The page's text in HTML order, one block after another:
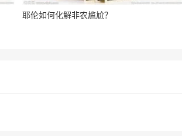
耶伦如何化解非农尴尬？